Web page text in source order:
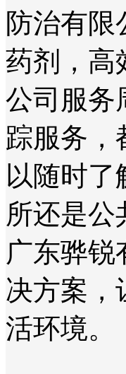
防治有
药剂，高
公司服务
踪服务，
以随时了
所还是公
广东骅锐
决方案，
活环境。